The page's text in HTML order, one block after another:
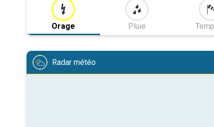
Orage Pluie
Radar météo